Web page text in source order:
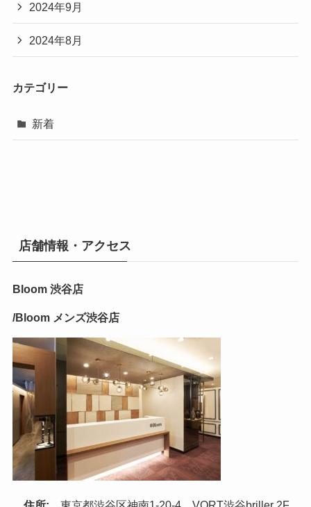
2024年9月
2024年8月
カテゴリー
新着
店舗情報・アクセス
Bloom 渋谷店
/Bloom メンズ渋谷店